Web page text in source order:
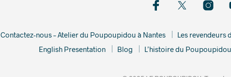
Contactez-nous – Atelier du Poupoupidou à Nantes Les revendeurs
English Presentation
Blog L’histoire du Poupoupidou